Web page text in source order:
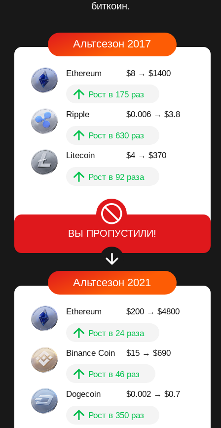
ВЫ ПРОПУСТИЛИ!
НЕЛЬЗЯ ПРОПУСТИТЬ!
Шанс создать капитал,
который
$200 → $4800
Рост в 24 раза
Ethereum
Альтсезон 2021
Рост в 92 раза
Рост в 46 раз
$0.002 → $0.7
Рост в 350 раз
ВЫ ПРОПУСТИЛИ!
Альтсезон 2026